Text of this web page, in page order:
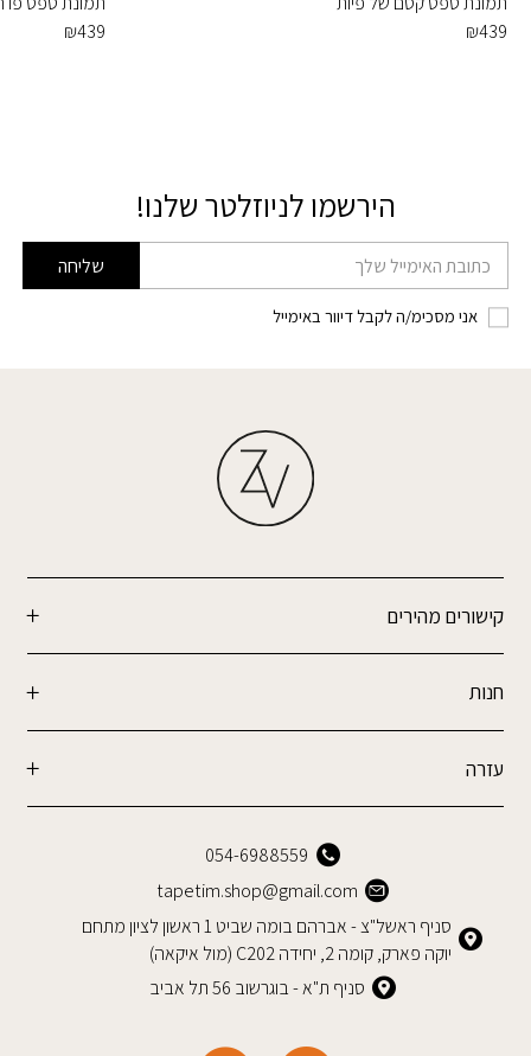
₪439
₪439
הירשמו לניוזלטר שלנו!
דוא׳׳ל שליחה
אני מסכימ/ה לקבל דיוור באימייל
קישורים מהירים
חנות
עזרה
054-6988559
tapetim.shop@gmail.com
סניף ראשל"צ - אברהם בומה שביט 1 ראשון לציון מתחם
יוקה פארק, קומה 2, יחידה C202 (מול איקאה)
סניף ת"א - בוגרשוב 56 תל אביב